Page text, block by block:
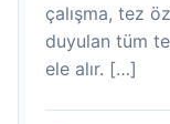
çalışma, tez
duyulan tüm
ele alır. […]